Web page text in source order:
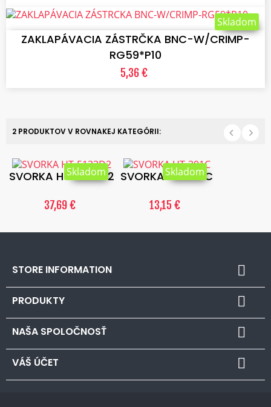
VLOŽIŤ DO KOŠÍKA
ZAKLAPÁVACIA ZÁSTRČKA BNC-W/CRIMP-
RG59*P10
5,36 €
Skladom
2 PRODUKTOV V ROVNAKEJ KATEGÓRII:
SVORKA HT-5133D2
37,69 €
Skladom SVORKA HT-301C
13,15 €
Skladom
STORE INFORMATION 
PRODUKTY 
NAŠA SPOLOČNOSŤ 
VÁŠ ÚČET 